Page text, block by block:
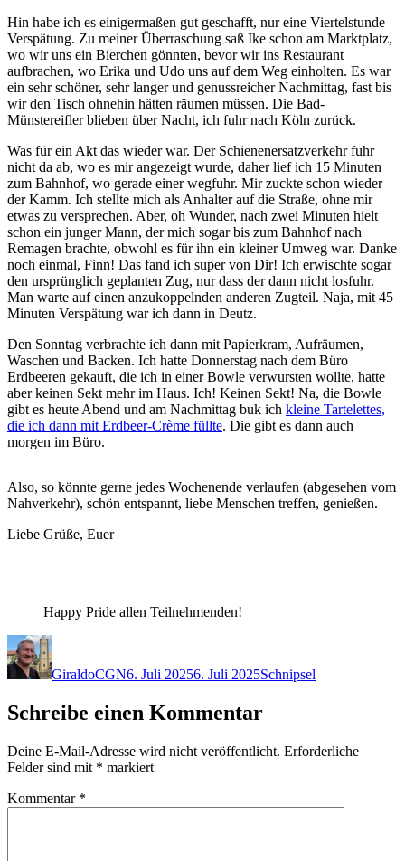
Hin habe ich es einigermaßen gut geschafft, nur eine Viertelstunde
Verspätung. Zu meiner Überraschung saß Ike schon am Marktplatz,
wo wir uns ein Bierchen gönnten, bevor wir ins Restaurant
aufbrachen, wo Erika und Udo uns auf dem Weg einholten. Es war
ein sehr schöner, sehr langer und genussreicher Nachmittag, fast bis
wir den Tisch ohnehin hätten räumen müssen. Die Bad-
Münstereifler blieben über Nacht, ich fuhr nach Köln zurück.
Was für ein Akt das wieder war. Der Schienenersatzverkehr fuhr
nicht da ab, wo es mir angezeigt wurde, daher lief ich 15 Minuten
zum Bahnhof, wo gerade einer wegfuhr. Mir zuckte schon wieder
der Kamm. Ich stellte mich als Anhalter auf die Straße, ohne mir
etwas zu versprechen. Aber, oh Wunder, nach zwei Minuten hielt
schon ein junger Mann, der mich sogar bis zum Bahnhof nach
Remagen brachte, obwohl es für ihn ein kleiner Umweg war. Danke
noch einmal, Finn! Das fand ich super von Dir! Ich erwischte sogar
den ursprünglich geplanten Zug, nur dass der dann nicht losfuhr.
Man warte auf einen anzukoppelnden anderen Zugteil. Naja, mit 45
Minuten Verspätung war ich dann in Deutz.
Den Sonntag verbrachte ich dann mit Papierkram, Aufräumen,
Waschen und Backen. Ich hatte Donnerstag nach dem Büro
Erdbeeren gekauft, die ich in einer Bowle verwursten wollte, hatte
aber keinen Sekt mehr im Haus. Ich! Keinen Sekt! Na, die Bowle
gibt es heute Abend und am Nachmittag buk ich kleine Tartelettes,
die ich dann mit Erdbeer-Crème füllte. Die gibt es dann auch
morgen im Büro.
Also, so könnte gerne jedes Wochenende verlaufen (abgesehen vom
Nahverkehr), schön entspannt, liebe Menschen treffen, genießen.
Liebe Grüße, Euer
Happy Pride allen Teilnehmenden!
Autor
GiraldoCGN6. Juli 20256. Juli 2025Schnipsel
Schreibe einen Kommentar
Deine E-Mail-Adresse wird nicht veröffentlicht. Erforderliche
Felder sind mit * markiert
Kommentar *